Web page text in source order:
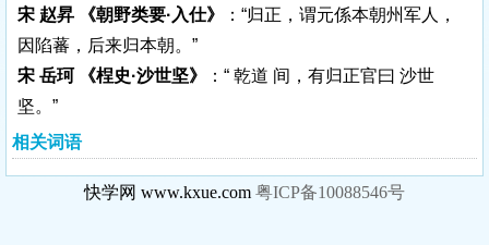
宋 赵昇 《朝野类要·入仕》
：“归正，谓元係本朝州军人，
因陷蕃，后来归本朝。”
宋 岳珂 《桯史·沙世坚》
：“ 乾道 间，有归正官曰 沙世
坚。”
相关词语
快学网 www.kxue.com 粤ICP备10088546号